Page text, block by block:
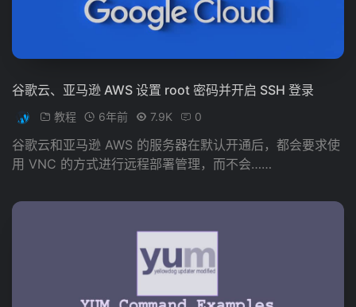
谷歌云、亚马逊 AWS 设置 root 密码并开启 SSH 登录
教程 6年前 7.9K 0
谷歌云和亚马逊 AWS 的服务器在默认开通后，都会要求使
用 VNC 的方式进行远程部署管理，而不会……